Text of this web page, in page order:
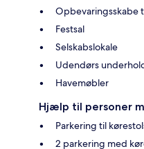
Opbevaringsskabe
Festsal
Selskabslokale
Udendørs
Havemøbler
Hjælp til personer
Parkering til
2 parkering med